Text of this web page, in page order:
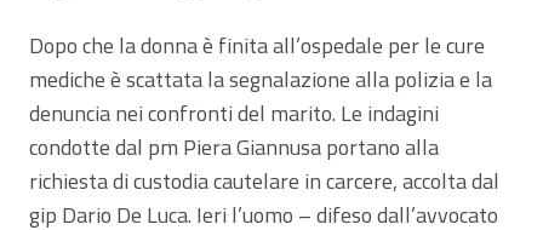
Dopo che la donna è finita all’ospedale per le cure
mediche è scattata la segnalazione alla polizia e la
denuncia nei confronti del marito. Le indagini
condotte dal pm Piera Giannusa portano alla
richiesta di custodia cautelare in carcere, accolta dal
gip Dario De Luca. Ieri l’uomo – difeso dall’avvocato